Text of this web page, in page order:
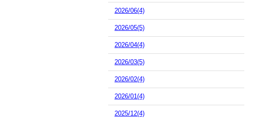
2026/06(4)
2026/05(5)
2026/04(4)
2026/03(5)
2026/02(4)
2026/01(4)
2025/12(4)